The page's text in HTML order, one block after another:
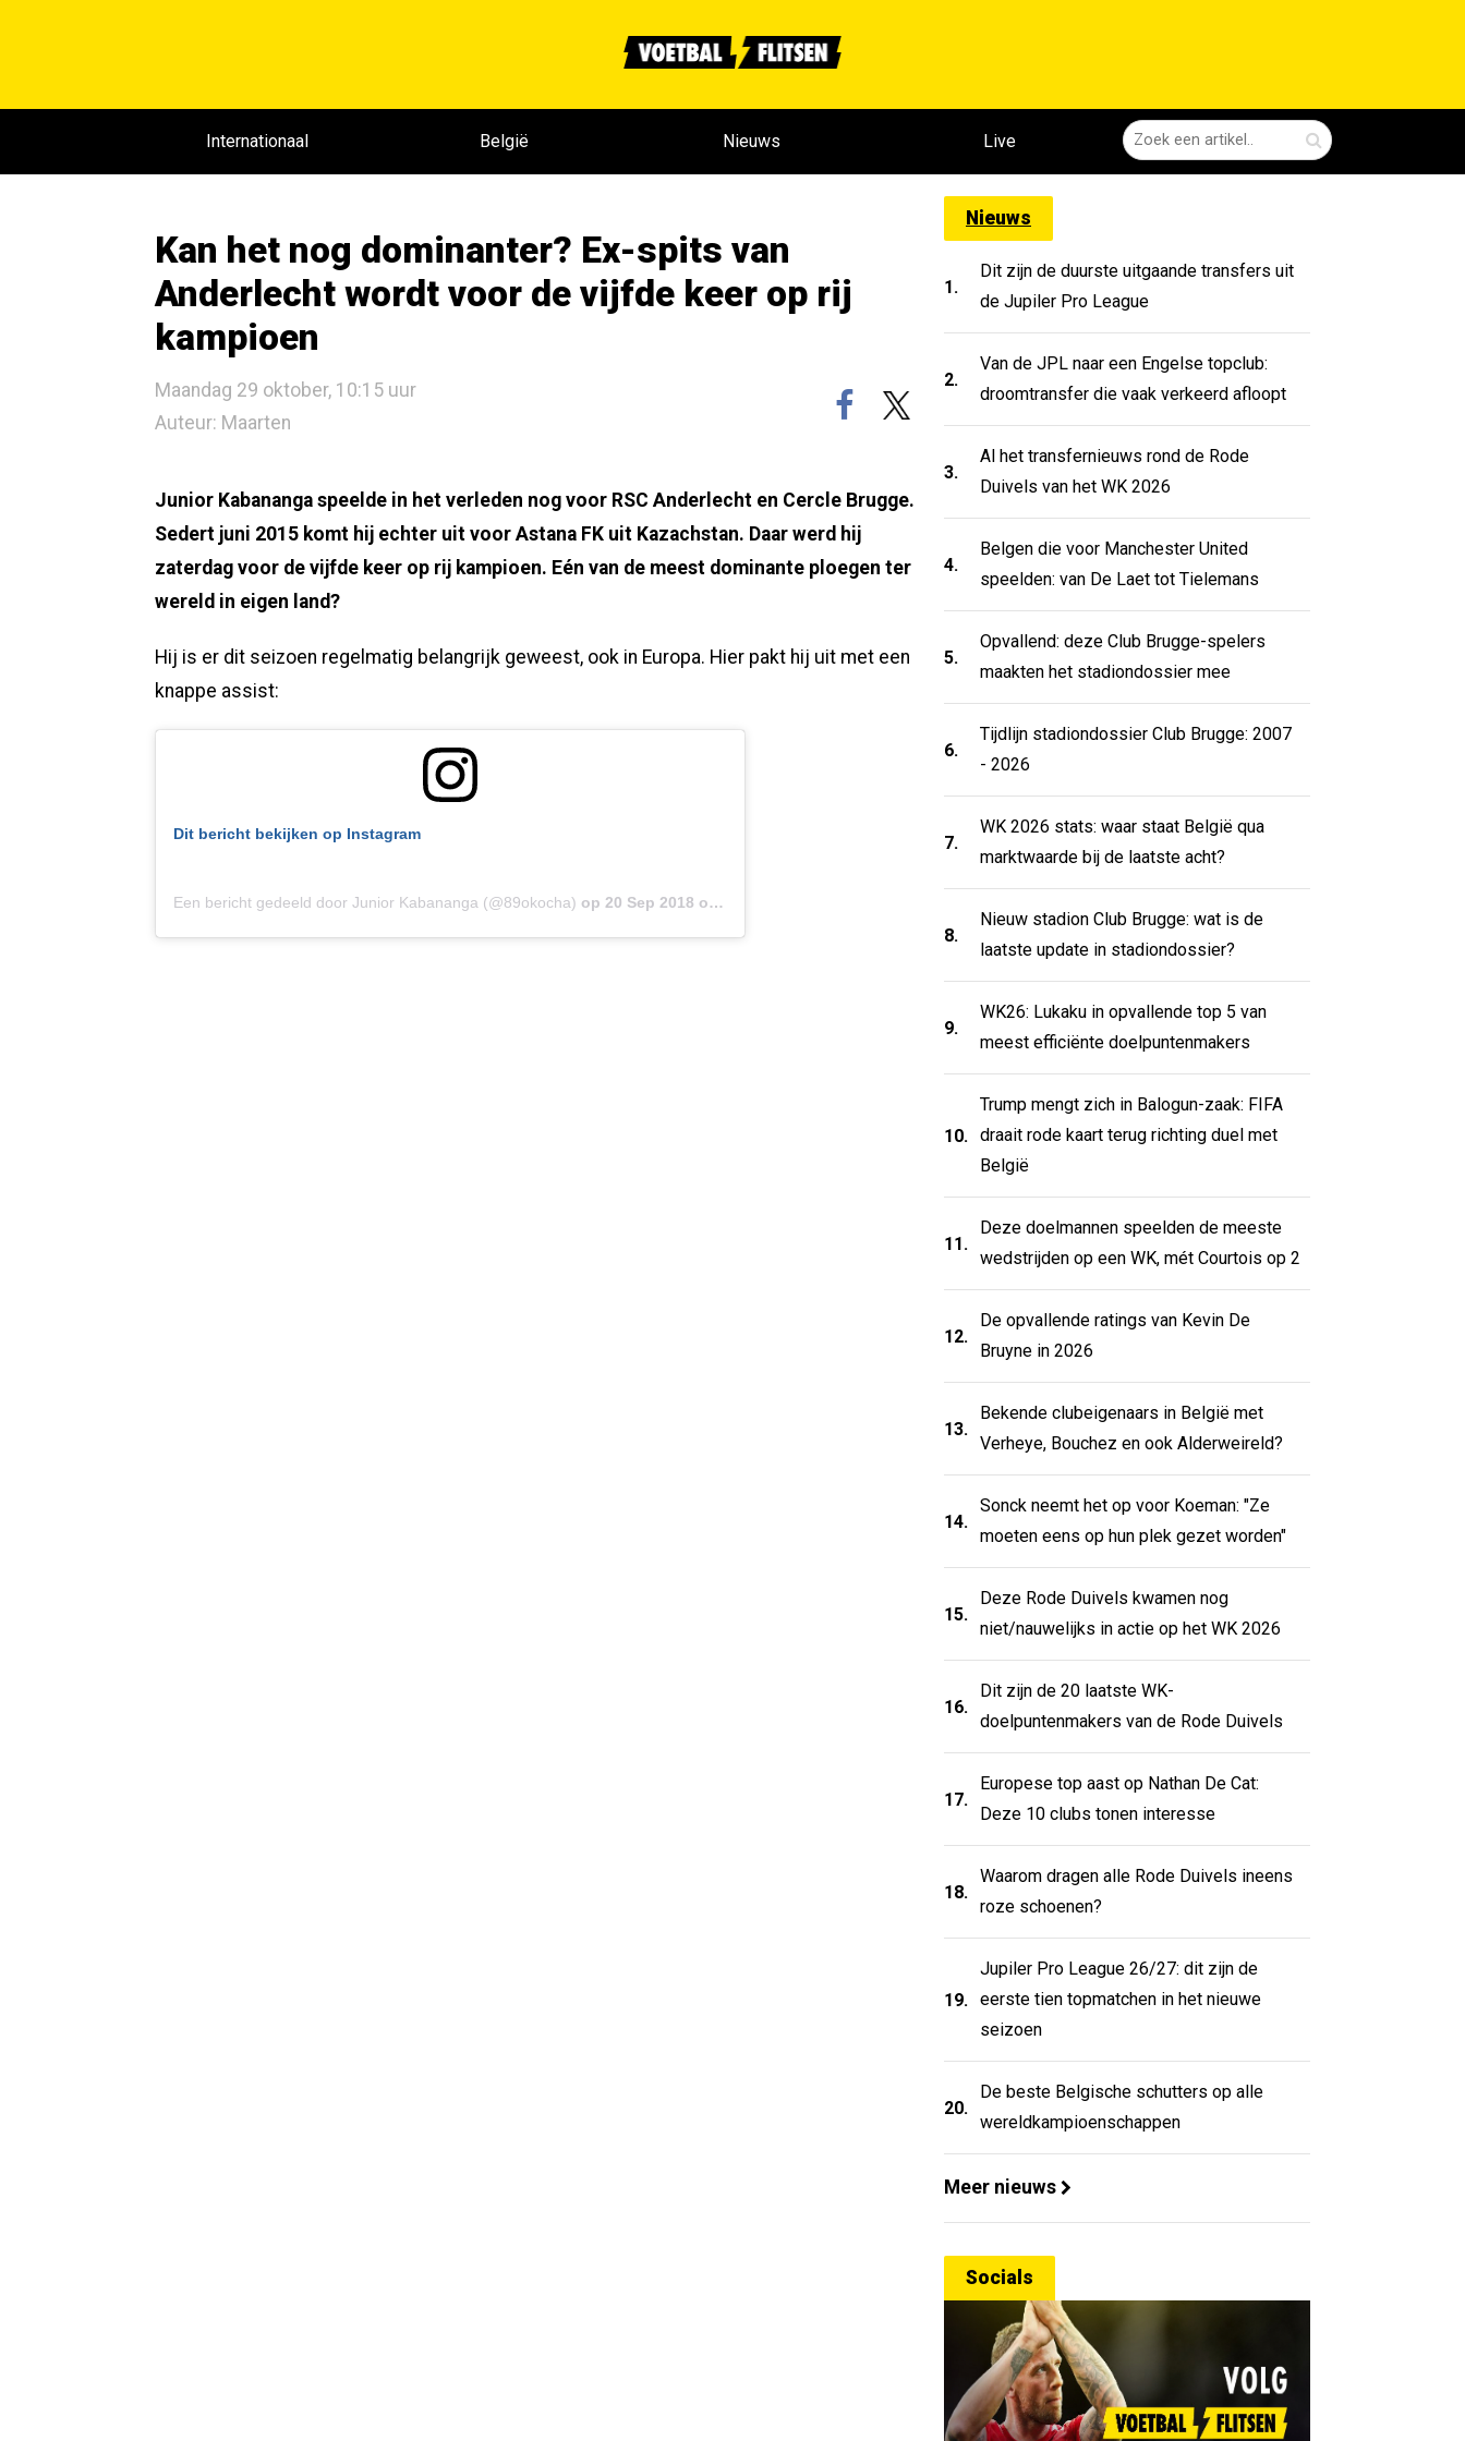
Internationaal België Nieuws Live
Kan het nog dominanter? Ex-spits van
Anderlecht wordt voor de vijfde keer op rij
kampioen
Maandag 29 oktober, 10:15 uur
Auteur: Maarten
Junior Kabananga speelde in het verleden nog voor RSC Anderlecht en Cercle Brugge.
Sedert juni 2015 komt hij echter uit voor Astana FK uit Kazachstan. Daar werd hij
zaterdag voor de vijfde keer op rij kampioen. Eén van de meest dominante ploegen ter
wereld in eigen land?
Hij is er dit seizoen regelmatig belangrijk geweest, ook in Europa. Hier pakt hij uit met een
knappe assist:
Dit bericht bekijken op Instagram
Een bericht gedeeld door Junior Kabananga (@89okocha) op 20 Sep 2018 om 2:46 (PDT)
Nieuws
1.
Dit zijn de duurste uitgaande transfers uit
de Jupiler Pro League
2.
Van de JPL naar een Engelse topclub:
droomtransfer die vaak verkeerd afloopt
3.
Al het transfernieuws rond de Rode
Duivels van het WK 2026
4.
Belgen die voor Manchester United
speelden: van De Laet tot Tielemans
5.
Opvallend: deze Club Brugge-spelers
maakten het stadiondossier mee
6.
Tijdlijn stadiondossier Club Brugge: 2007
- 2026
7.
WK 2026 stats: waar staat België qua
marktwaarde bij de laatste acht?
8.
Nieuw stadion Club Brugge: wat is de
laatste update in stadiondossier?
9.
WK26: Lukaku in opvallende top 5 van
meest efficiënte doelpuntenmakers
10.
Trump mengt zich in Balogun-zaak: FIFA
draait rode kaart terug richting duel met
België
11.
Deze doelmannen speelden de meeste
wedstrijden op een WK, mét Courtois op 2
12.
De opvallende ratings van Kevin De
Bruyne in 2026
13.
Bekende clubeigenaars in België met
Verheye, Bouchez en ook Alderweireld?
14.
Sonck neemt het op voor Koeman: "Ze
moeten eens op hun plek gezet worden"
15.
Deze Rode Duivels kwamen nog
niet/nauwelijks in actie op het WK 2026
16.
Dit zijn de 20 laatste WK-
doelpuntenmakers van de Rode Duivels
17.
Europese top aast op Nathan De Cat:
Deze 10 clubs tonen interesse
18.
Waarom dragen alle Rode Duivels ineens
roze schoenen?
19.
Jupiler Pro League 26/27: dit zijn de
eerste tien topmatchen in het nieuwe
seizoen
20.
De beste Belgische schutters op alle
wereldkampioenschappen
Meer nieuws
Socials